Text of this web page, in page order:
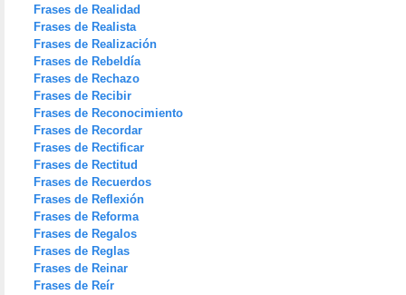
Frases de Realidad
Frases de Realista
Frases de Realización
Frases de Rebeldía
Frases de Rechazo
Frases de Recibir
Frases de Reconocimiento
Frases de Recordar
Frases de Rectificar
Frases de Rectitud
Frases de Recuerdos
Frases de Reflexión
Frases de Reforma
Frases de Regalos
Frases de Reglas
Frases de Reinar
Frases de Reír